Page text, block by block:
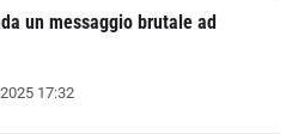
un messaggio brutale ad
17:32